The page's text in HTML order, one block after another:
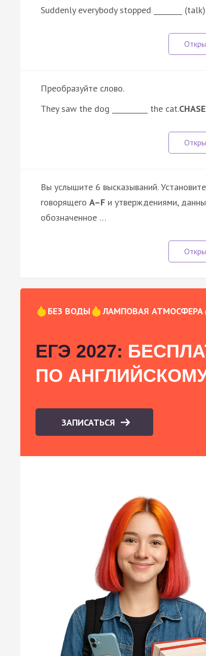
Suddenly everybody stopped ________
Преобразуйте слово.
They saw the dog __________ the cat.CHASE
Вы услышите 6 высказываний.
говорящего A–F и утверждениями,
обозначенное …
БЕЗ ВОДЫ ЛАМПОВАЯ АТМОСФЕРА
ЕГЭ 2027:
ПО
ЗАПИСАТЬСЯ